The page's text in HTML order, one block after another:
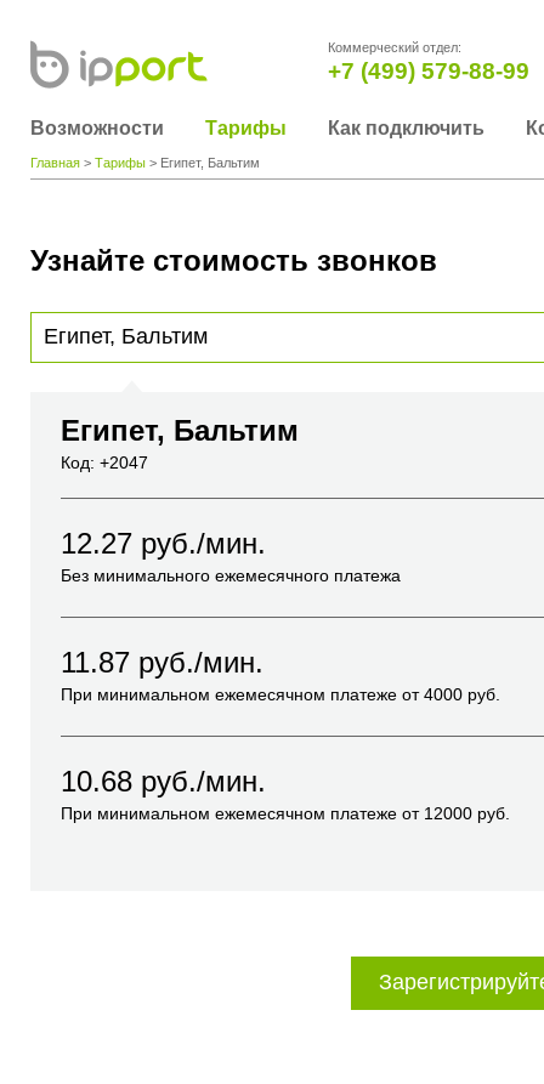
Коммерческий отдел:
+7 (499) 579-88-99
Возможности Тарифы Как подключить
Главная > Тарифы > Египет, Бальтим
Узнайте стоимость звонков
Египет, Бальтим
Код: +2047
12.27 руб./мин.
Без минимального ежемесячного платежа
11.87 руб./мин.
При минимальном ежемесячном платеже от4000 руб.
10.68 руб./мин.
При минимальном ежемесячном платеже от 12000 руб.